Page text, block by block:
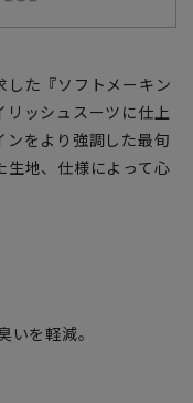
した『ソフトメーキン
ッシュスーツに仕上
ンをより強調した最旬
生地、仕様によって心
を軽減。